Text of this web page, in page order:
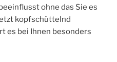
ohne das Sie es
kopfschüttelnd
es bei Ihnen besonders